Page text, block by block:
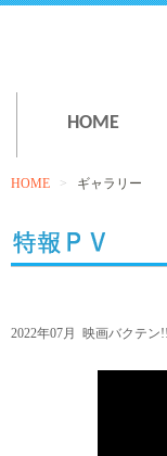
HOME
HOME > ギャラリー
2022年07月 映画バクテン!!